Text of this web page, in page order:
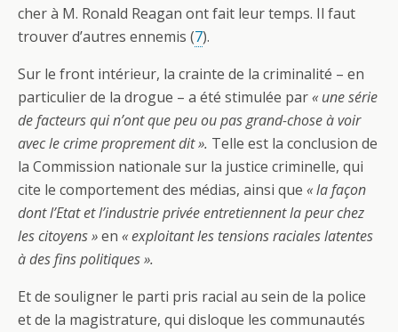
cher à M. Ronald Reagan ont fait leur temps. Il faut
trouver d’autres ennemis (7).
Sur le front intérieur, la crainte de la criminalité – en
particulier de la drogue – a été stimulée par« une série
de facteurs qui n’ont que peu ou pas grand-chose à voir
avec le crime proprement dit ». Telle est la conclusion de
la Commission nationale sur la justice criminelle, qui
cite le comportement des médias, ainsi que « la façon
dont l’Etat et l’industrie privée entretiennent la peur chez
les citoyens »en « exploitant les tensions raciales latentes
à des fins politiques ».
Et de souligner le parti pris racial au sein de la police
et de la magistrature, qui disloque les communautés